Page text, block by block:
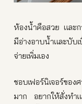
ห้องน้ำคือสวย และ
มีอ่างอาบน้ำและบับ
จ่ายเพิ่มเอง
ชอบเฟอร์นิเจอร์ของ
มาก อยากให้สั่งทำแ